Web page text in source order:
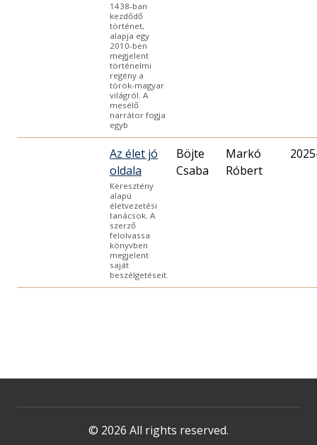
1438-ban
kezdődő
történet,
alapja egy
2010-ben
megjelent
történelmi
regény a
török-magyar
világról. A
mesélő
narrátor fogja
egyb
Az élet jó
oldala
Keresztény
alapú
életvezetési
tanácsok. A
szerző
felolvassa
könyvben
megjelent
saját
beszélgetéseit.
Böjte
Csaba
Markó
Róbert
© 2026 All rights reserved.